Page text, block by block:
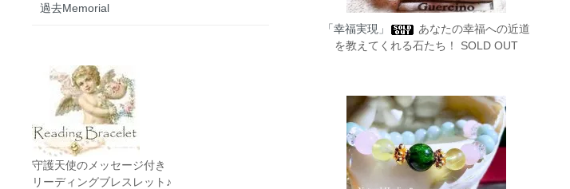
「幸福実現」
あなたの幸福への近道
を教えてくれる石たち！ SOLD OUT
過去Memorial
守護天使のメッセージ付き
リーディングブレスレット♪